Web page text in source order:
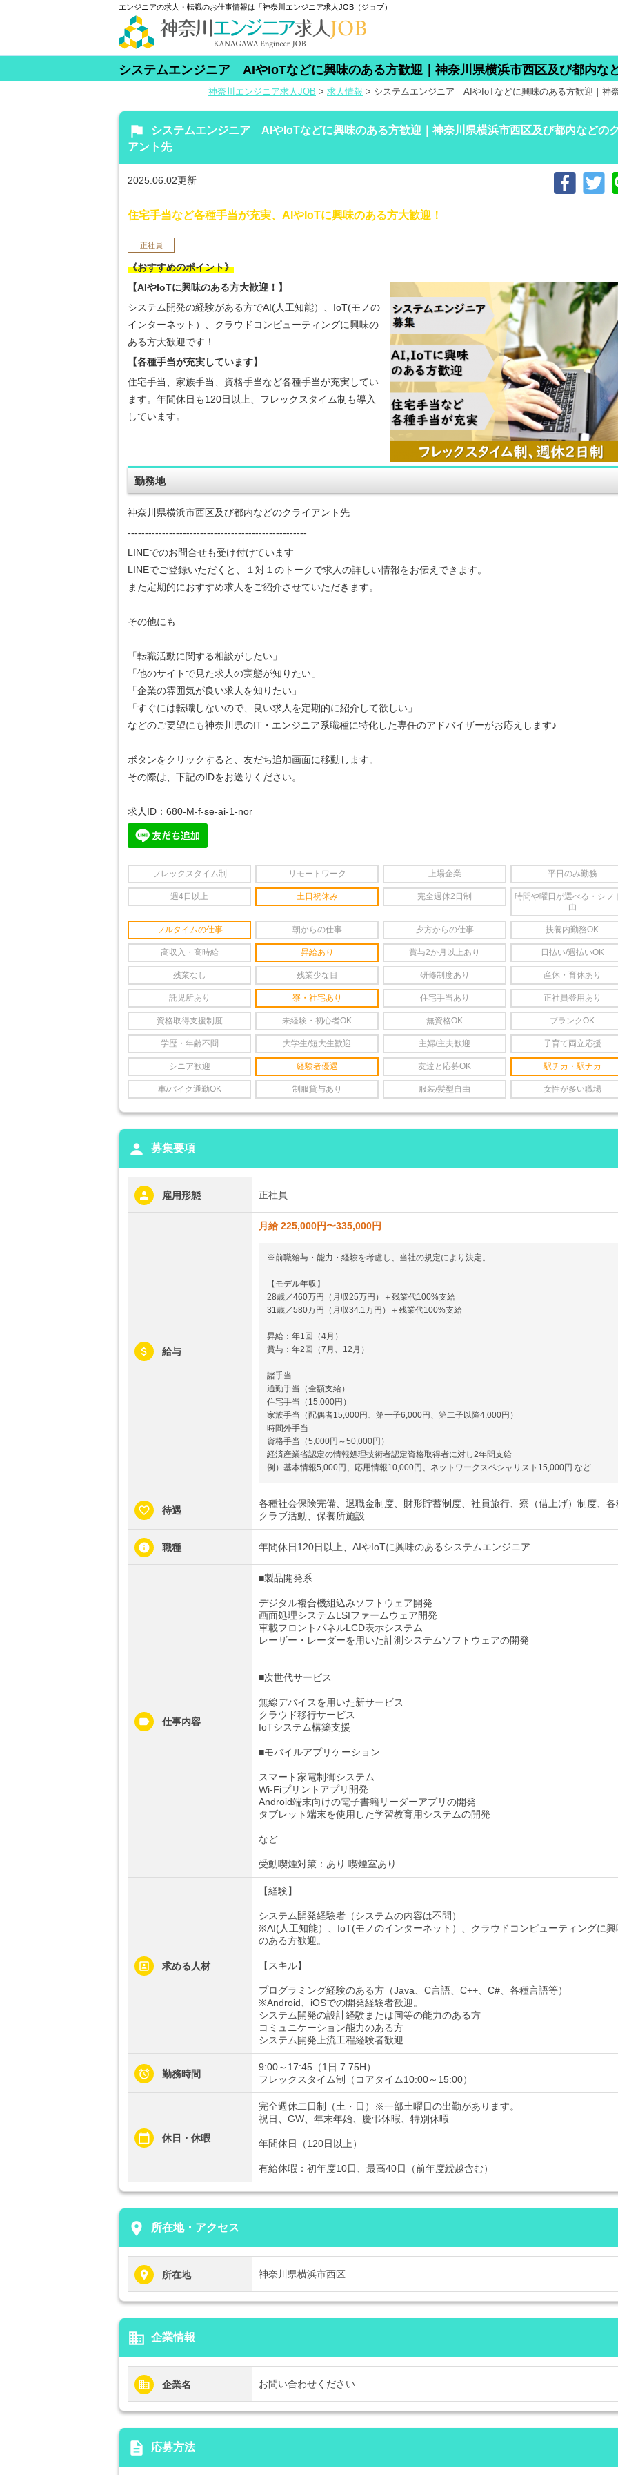
エンジニアの求人・転職のお仕事情報は「神奈川エンジニア求人JOB（ジョブ）」
システムエンジニア AIやIoTなどに興味のある方歓迎｜神奈川県横浜市西区及び都内な
神奈川エンジニア求人JOB > 求人情報 > システムエンジニア AIやIoTなどに興味のある方歓迎｜神
flag
システムエンジニア AIやIoTなどに興味のある方歓迎｜神奈川県横浜市西区及び都内などの
アント先
2025.06.02更新
住宅手当など各種手当が充実、AIやIoTに興味のある方大歓迎！
正社員
《おすすめのポイント》
【AIやIoTに興味のある方大歓迎！】
システム開発の経験がある方でAI(人工知能）、IoT(モノの
インターネット）、クラウドコンピューティングに興味の
ある方大歓迎です！
【各種手当が充実しています】
住宅手当、家族手当、資格手当など各種手当が充実してい
ます。年間休日も120日以上、フレックスタイム制も導入
しています。
勤務地
神奈川県横浜市西区及び都内などのクライアント先
----------------------------------------------------
LINEでのお問合せも受け付けています
LINEでご登録いただくと、１対１のトークで求人の詳しい情報をお伝えできます。
また定期的におすすめ求人をご紹介させていただきます。
その他にも
「転職活動に関する相談がしたい」
「他のサイトで見た求人の実態が知りたい」
「企業の雰囲気が良い求人を知りたい」
「すぐには転職しないので、良い求人を定期的に紹介して欲しい」
などのご要望にも神奈川県のIT・エンジニア系職種に特化した専任のアドバイザーがお応えします♪
ボタンをクリックすると、友だち追加画面に移動します。
その際は、下記のIDをお送りください。
求人ID：680-M-f-se-ai-1-nor
フレックスタイム制 リモートワーク 上場企業 平日のみ勤務
週4日以上 土日祝休み 完全週休2日制
時間や曜日が選べる・シフ
由
フルタイムの仕事 朝からの仕事 夕方からの仕事 扶養内勤務OK
高収入・高時給 昇給あり 賞与2か月以上あり 日払い/週払いOK
残業なし 残業少な目 研修制度あり 産休・育休あり
託児所あり 寮・社宅あり 住宅手当あり 正社員登用あり
資格取得支援制度 未経験・初心者OK 無資格OK ブランクOK
学歴・年齢不問 大学生/短大生歓迎 主婦/主夫歓迎 子育て両立応援
シニア歓迎 経験者優遇 友達と応募OK 駅チカ・駅ナカ
車/バイク通勤OK 制服貸与あり 服装/髪型自由 女性が多い職場
person 募集要項
雇用形態 正社員
給与
月給 225,000円〜335,000円
※前職給与・能力・経験を考慮し、当社の規定により決定。
【モデル年収】
28歳／460万円（月収25万円）＋残業代100%支給
31歳／580万円（月収34.1万円）＋残業代100%支給
昇給：年1回（4月）
賞与：年2回（7月、12月）
諸手当
通勤手当（全額支給）
住宅手当（15,000円）
家族手当（配偶者15,000円、第一子6,000円、第二子以降4,000円）
時間外手当
資格手当（5,000円～50,000円）
経済産業省認定の情報処理技術者認定資格取得者に対し2年間支給
例）基本情報5,000円、応用情報10,000円、ネットワークスペシャリスト15,000円 など
待遇
各種社会保険完備、退職金制度、財形貯蓄制度、社員旅行、寮（借上げ）制度、各
クラブ活動、保養所施設
職種 年間休日120日以上、AIやIoTに興味のあるシステムエンジニア
仕事内容
■製品開発系
デジタル複合機組込みソフトウェア開発
画面処理システムLSIファームウェア開発
車載フロントパネルLCD表示システム
レーザー・レーダーを用いた計測システムソフトウェアの開発
■次世代サービス
無線デバイスを用いた新サービス
クラウド移行サービス
IoTシステム構築支援
■モバイルアプリケーション
スマート家電制御システム
Wi-Fiプリントアプリ開発
Android端末向けの電子書籍リーダーアプリの開発
タブレット端末を使用した学習教育用システムの開発
など
受動喫煙対策：あり 喫煙室あり
求める人材
【経験】
システム開発経験者（システムの内容は不問）
※AI(人工知能）、IoT(モノのインターネット）、クラウドコンピューティングに興
のある方歓迎。
【スキル】
プログラミング経験のある方（Java、C言語、C++、C#、各種言語等）
※Android、iOSでの開発経験者歓迎。
システム開発の設計経験または同等の能力のある方
コミュニケーション能力のある方
システム開発上流工程経験者歓迎
勤務時間
9:00～17:45（1日 7.75H）
フレックスタイム制（コアタイム10:00～15:00）
休日・休暇
完全週休二日制（土・日）※一部土曜日の出勤があります。
祝日、GW、年末年始、慶弔休暇、特別休暇
年間休日（120日以上）
有給休暇：初年度10日、最高40日（前年度繰越含む）
place 所在地・アクセス
所在地 神奈川県横浜市西区
business 企業情報
企業名 お問い合わせください
description 応募方法